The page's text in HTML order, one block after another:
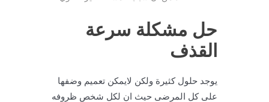
حل مشكلة سرعة
القذف
يوجد حلول كثيرة ولكن لايمكن تعميم وضفها
على كل المرضى حيث ان لكل شخص ظروفه